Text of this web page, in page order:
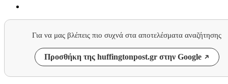
Για να μας βλέπεις πιο συχνά στα αποτελέσματα αναζήτησης
Προσθήκη της huffingtonpost.gr στην Google